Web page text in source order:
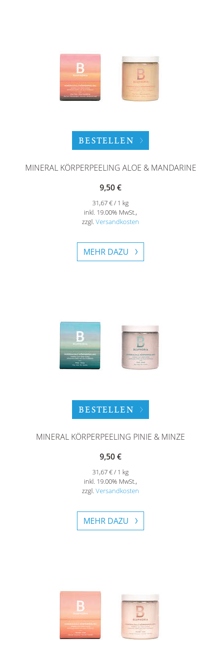
BESTELLEN
MINERAL KÖRPERPEELING ALOE & MANDARINE
9,50 €
31,67 € / 1 kg
inkl. 19.00% MwSt.,
zzgl. Versandkosten
MEHR DAZU
BESTELLEN
MINERAL KÖRPERPEELING PINIE & MINZE
9,50 €
31,67 € / 1 kg
inkl. 19.00% MwSt.,
zzgl. Versandkosten
MEHR DAZU